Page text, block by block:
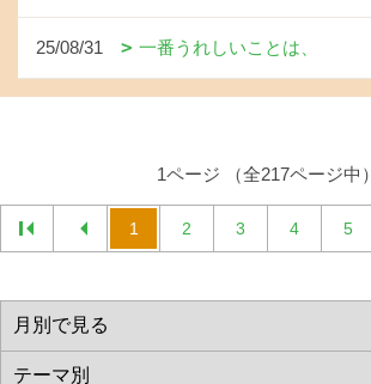
25/08/31 一番うれしいことは、
1ページ （全217ページ中）
1 2 3 4 5